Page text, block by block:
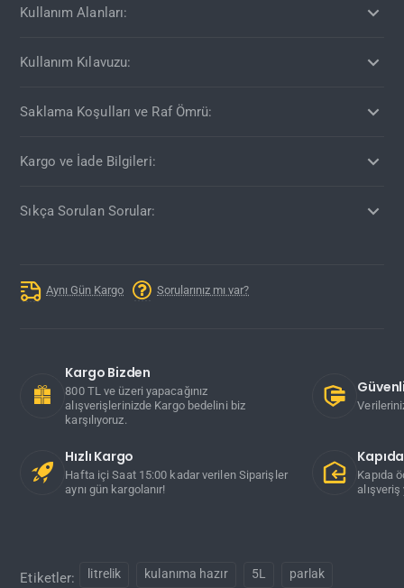
Kullanım Alanları:
Kullanım Kılavuzu:
Saklama Koşulları ve Raf Ömrü:
Kargo ve İade Bilgileri:
Sıkça Sorulan Sorular:
Aynı Gün Kargo Sorularınız mı var?
Kargo Bizden
800 TL ve üzeri yapacağınız
alışverişlerinizde Kargo bedelini biz
karşılıyoruz.
Hızlı Kargo
Hafta içi Saat 15:00 kadar verilen Siparişler
aynı gün kargolanır!
Kapıda
Etiketler: litrelik kulanıma hazır 5L parlak